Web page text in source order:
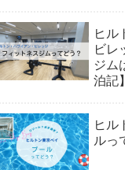
ヒル
ビレ
ジム
泊記】
ヒル
ルっ